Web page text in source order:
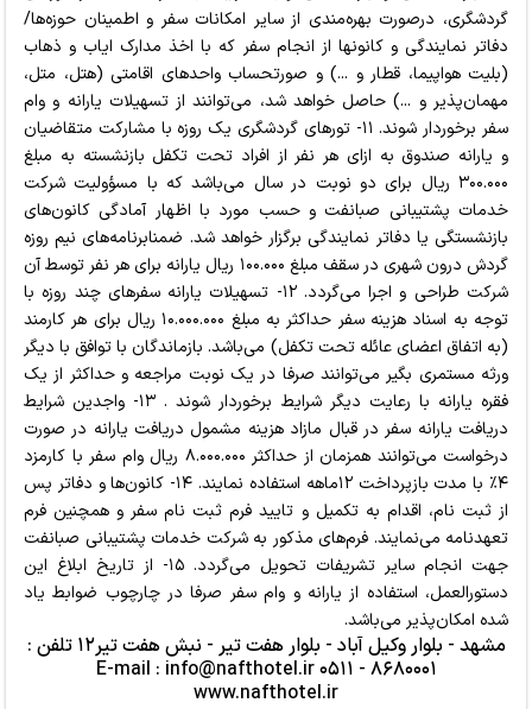
گردشگری، درصورت بهره‌مندی از سایر امکانات سفر و اطمینان حوزه‌ها/
دفاتر نمایندگی و کانونها از انجام سفر که با اخذ مدارک ایاب و ذهاب
(بلیت هواپیما، قطار و ...) و صورتحساب واحدهای اقامتی (هتل، متل،
مهمان‌پذیر و ...) حاصل خواهد شد، می‌توانند از تسهیلات یارانه و وام
سفر برخوردار شوند. ۱۱- تورهای گردشگری یک روزه با مشارکت متقاضیان
و یارانه صندوق به ازای هر نفر از افراد تحت تکفل بازنشسته به مبلغ
۳۰۰.۰۰۰ ریال برای دو نوبت در سال می‌باشد که با مسؤولیت شرکت
خدمات پشتیبانی صبانفت و حسب مورد با اظهار آمادگی کانون‌های
بازنشستگی یا دفاتر نمایندگی برگزار خواهد شد. ضمنابرنامه‌های نیم روزه
گردش درون شهری در سقف مبلغ ۱۰۰.۰۰۰ ریال یارانه برای هر نفر توسط آن
شرکت طراحی و اجرا می‌گردد. ۱۲- تسهیلات یارانه سفرهای چند روزه با
توجه به اسناد هزینه سفر حداکثر به مبلغ ۱۰.۰۰۰.۰۰۰ ریال برای هر کارمند
(به اتفاق اعضای عائله تحت تکفل) می‌باشد. بازماندگان با توافق با دیگر
ورثه مستمری بگیر می‌توانند صرفا در یک نوبت مراجعه و حداکثر از یک
فقره یارانه با رعایت دیگر شرایط برخوردار شوند . ۱۳- واجدین شرایط
دریافت یارانه سفر در قبال مازاد هزینه مشمول دریافت یارانه در صورت
درخواست می‌توانند همزمان از حداکثر ۸.۰۰۰.۰۰۰ ریال وام سفر با کارمزد
۴٪ با مدت بازپرداخت ۱۲ماهه استفاده نمایند. ۱۴- کانون‌ها و دفاتر پس
از ثبت نام، اقدام به تکمیل و تایید فرم ثبت نام سفر و همچنین فرم
تعهدنامه می‌نمایند. فرم‌های مذکور به شرکت خدمات پشتیبانی صبانفت
جهت انجام سایر تشریفات تحویل می‌گردد. ۱۵- از تاریخ ابلاغ این
دستورالعمل، استفاده از یارانه و وام سفر صرفا در چارچوب ضوابط یاد
شده امکان‌پذیر می‌باشد.
مشهد - بلوار وکیل آباد - بلوار هفت تیر - نبش هفت تیر۱۲ تلفن :
۸۶۸۰۰۰۱ - ۰۵۱۱ E-mail : info@nafthotel.ir
www.nafthotel.ir